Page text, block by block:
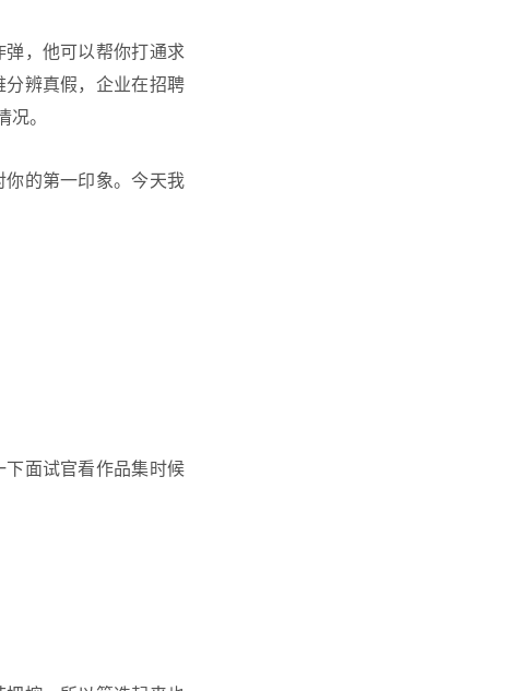
，他可以帮你打通求
辨真假，企业在招聘
。
的第一印象。今天我
面试官看作品集时候